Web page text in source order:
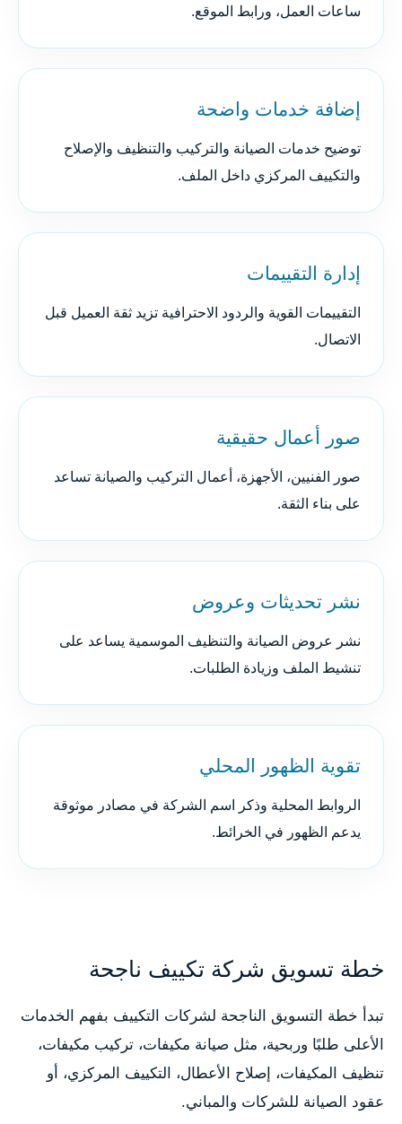
ساعات العمل، ورابط الموقع.
إضافة خدمات واضحة
توضيح خدمات الصيانة والتركيب والتنظيف والإصلاح
والتكييف المركزي داخل الملف.
إدارة التقييمات
التقييمات القوية والردود الاحترافية تزيد ثقة العميل قبل
الاتصال.
صور أعمال حقيقية
صور الفنيين، الأجهزة، أعمال التركيب والصيانة تساعد
على بناء الثقة.
نشر تحديثات وعروض
نشر عروض الصيانة والتنظيف الموسمية يساعد على
تنشيط الملف وزيادة الطلبات.
تقوية الظهور المحلي
الروابط المحلية وذكر اسم الشركة في مصادر موثوقة
يدعم الظهور في الخرائط.
خطة تسويق شركة تكييف ناجحة
تبدأ خطة التسويق الناجحة لشركات التكييف بفهم الخدمات
الأعلى طلبًا وربحية، مثل صيانة مكيفات، تركيب مكيفات،
تنظيف المكيفات، إصلاح الأعطال، التكييف المركزي، أو
عقود الصيانة للشركات والمباني.